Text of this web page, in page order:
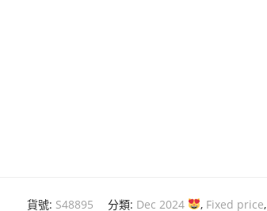
貨號: S48895 分類: Dec 2024 , Fixed price,